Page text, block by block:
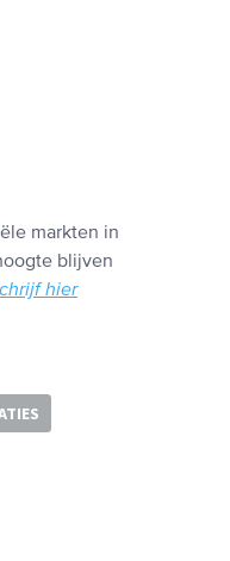
markten in
blijven
hier